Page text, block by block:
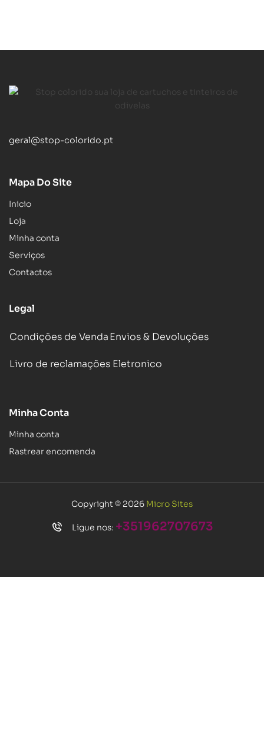
geral@stop-colorido.pt
Mapa Do Site
Inicio
Loja
Minha conta
Serviços
Contactos
Legal
Condições de VendaEnvios & Devoluções
Livro de reclamações Eletronico
Minha Conta
Minha conta
Rastrear encomenda
Copyright © 2026 Micro Sites
Ligue nos: +351962707673